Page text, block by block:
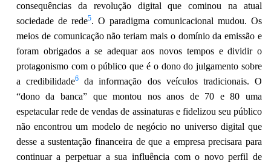
consequências da revolução digital que cominou na atual
sociedade de rede5. O paradigma comunicacional mudou. Os
meios de comunicação não teriam mais o domínio da emissão e
foram obrigados a se adequar aos novos tempos e dividir o
protagonismo com o público que é o dono do julgamento sobre
a credibilidade6
da informação dos veículos tradicionais. O
“dono da banca” que montou nos anos de 70 e 80 uma
espetacular rede de vendas de assinaturas e fidelizou seu público
não encontrou um modelo de negócio no universo digital que
desse a sustentação financeira de que a empresa precisara para
continuar a perpetuar a sua influência com o novo perfil de